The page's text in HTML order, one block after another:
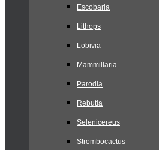
Escobaria
Lithops
Lobivia
Mammillaria
Parodia
Rebutia
Selenicereus
Strombocactus